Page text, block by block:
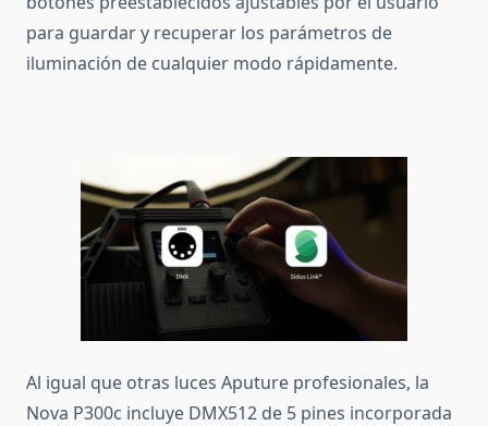
para guardar y recuperar los parámetros de
iluminación de cualquier modo rápidamente.
Al igual que otras luces Aputure profesionales, la
Nova P300c incluye DMX512 de 5 pines incorporada